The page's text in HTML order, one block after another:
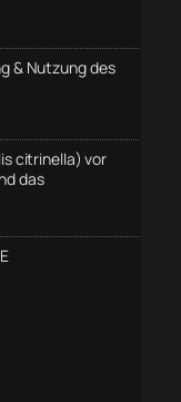
& Nutzung des
citrinella) vor
das